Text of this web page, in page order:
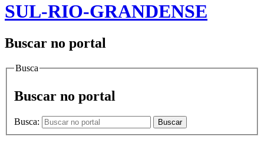
SUL-RIO-GRANDENSE
Buscar no portal
Busca
Buscar no portal
Busca: Buscar